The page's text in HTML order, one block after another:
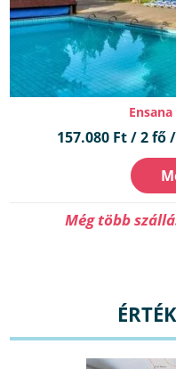
157.080 Ft / 2 fő
Még több